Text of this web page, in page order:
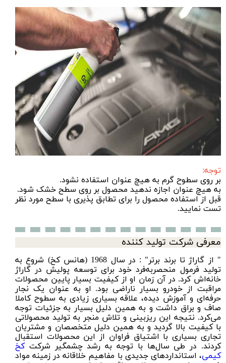
توجه:
بر روی سطوح گرم به هیچ عنوان استفاده نشود.
به هیچ عنوان اجازه ندهید محصول بر روی سطح خشک شود.
قبل از استفاده محصول را برای تطابق پذیری با سطح مورد‌ نظر
تست نمایید.
معرفی شرکت تولید کننده
" از گاراژ تا برند برتر" : در سال 1968 (هانس کخ) شروع به
تولید فرمول منحصر‌به‌فرد خود برای توسعه پولیش در گاراژ
خانه‌اش کرد. در آن زمان او از کیفیت بسیار پایین محصولات
مراقبت از خودرو بسیار ناراضی بود. او به عنوان یک نجار
حرفه‌ای و آموزش دیده، علاقه بسیاری زیادی به سطوح کاملا
صاف و براق داشت و به همین دلیل بسیار به جزئیات توجه
می‌کرد. نتیجه این ریزبینی و تلاش منجر به تولید محصولاتی
با کیفیت بالا گردید و به همین دلیل متخصصان و مشتریان
تجاری بسیاری با اشتیاق فراوان از این محصولات استقبال
کردند. در طی سال‌ها با توجه به رشد چشمگیر شرکتکخ
کیمی، استانداردهای جدیدی با مفاهیم خلاقانه در زمینه مواد